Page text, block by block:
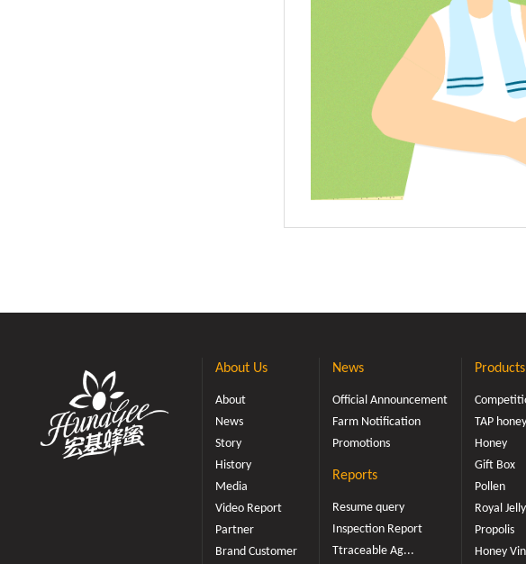
About Us
About
News
Story
History
Media
Video Report
Partner
Brand Customer
News
Official Announcement
Farm Notification
Promotions
Reports
Resume query
Inspection Report
Ttraceable Ag...
Products
TAP honey
Honey
Gift Box
Pollen
Royal Jelly
Propolis
Honey